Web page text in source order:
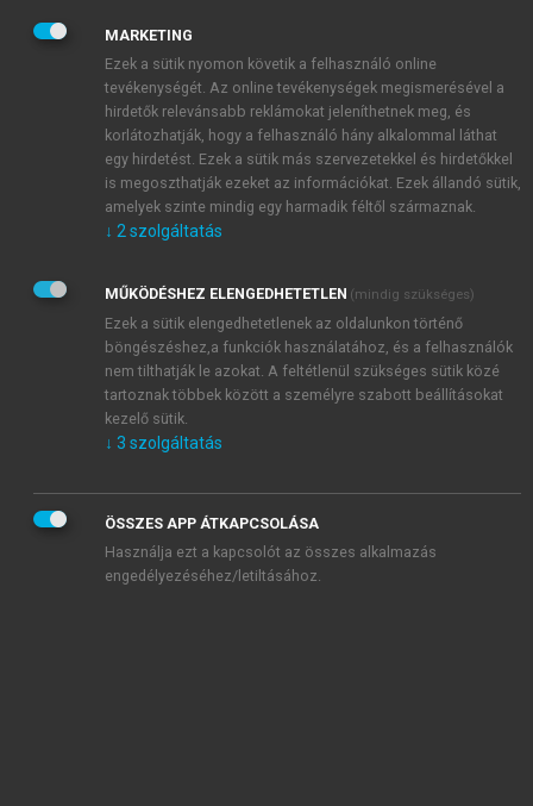
JELSZÓ
JELSZÓ ÚJRA
Kérek értesítést a MeRSZ újdonságairól, akcióiról.
Kérek értesítést az Akadémiai Kiadó Zrt. újdonságairól,
Adatkezelési tájékoztatóbanfoglaltakat tudomásul
veszem és elfogadom.
Általános vásárlási feltételeket, valamint a szotar.netés a
mersz.huoldalak licencszerződéseiben foglaltakat
tudomásul veszem és elfogadom.
KIPRÓBÁLOM
MARKETING
Ezek a sütik nyomon követik a felhasználó online
tevékenységét. Az online tevékenységek megismerésével a
hirdetők relevánsabb reklámokat jeleníthetnek meg, és
korlátozhatják, hogy a felhasználó hány alkalommal láthat
egy hirdetést. Ezek a sütik más szervezetekkel és hirdetőkkel
is megoszthatják ezeket az információkat. Ezek állandó sütik,
amelyek szinte mindig egy harmadik féltől származnak.
↓ 2 szolgáltatás
MŰKÖDÉSHEZ ELENGEDHETETLEN (mindig szükséges)
Ezek a sütik elengedhetetlenek az oldalunkon történő
böngészéshez,a funkciók használatához, és a felhasználók
nem tilthatják le azokat. A feltétlenül szükséges sütik közé
tartoznak többek között a személyre szabott beállításokat
kezelő sütik.
↓ 3 szolgáltatás
ÖSSZES APP ÁTKAPCSOLÁSA
Használja ezt a kapcsolót az összes alkalmazás
engedélyezéséhez/letiltásához.